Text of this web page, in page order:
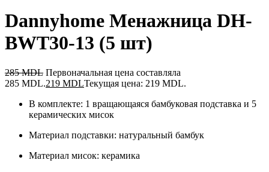
Dannyhome Менажница DH-
BWT30-13 (5 шт)
285MDL Первоначальная цена составляла
285 MDL.219 MDLТекущая цена: 219 MDL.
В комплекте: 1 вращающаяся бамбуковая подставка и 5
керамических мисок
Материал подставки: натуральный бамбук
Материал мисок: керамика